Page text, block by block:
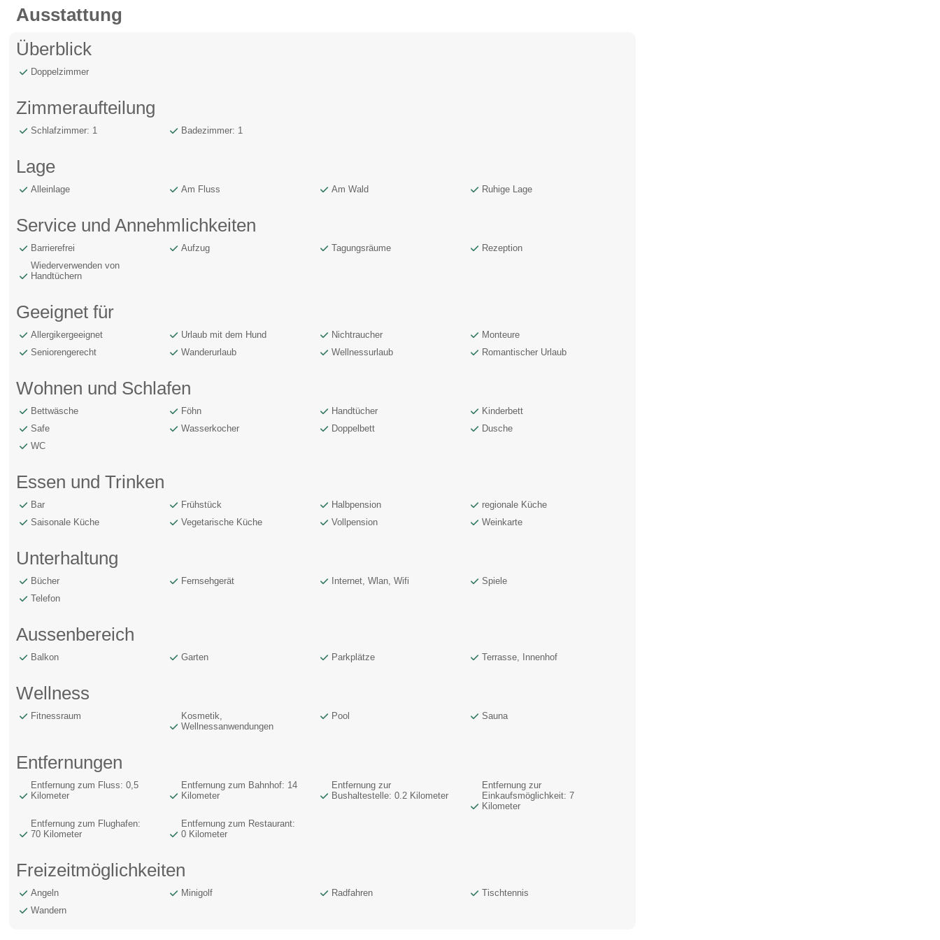
Ausstattung
Überblick
Doppelzimmer
Zimmeraufteilung
Schlafzimmer: 1 Badezimmer: 1
Lage
Alleinlage Am Fluss Am Wald Ruhige Lage
Service und Annehmlichkeiten
Barrierefrei Aufzug Tagungsräume
Rezeption
Wiederverwenden von
Handtüchern
Geeignet für
Allergikergeeignet Urlaub mit dem Hund Nichtraucher
Monteure
Seniorengerecht
Wanderurlaub Wellnessurlaub Romantischer Urlaub
Wohnen und Schlafen
Bettwäsche Föhn Handtücher
Kinderbett
Safe
Wasserkocher Doppelbett
Dusche
WC
Essen und Trinken
Bar Frühstück Halbpension
regionale Küche
Saisonale Küche
Vegetarische Küche Vollpension Weinkarte
Unterhaltung
Bücher Fernsehgerät Internet, Wlan, Wifi
Spiele
Telefon
Aussenbereich
Balkon Garten Parkplätze Terrasse, Innenhof
Wellness
Fitnessraum
Kosmetik,
Wellnessanwendungen
Pool Sauna
Entfernungen
Entfernung zum Fluss: 0,5
Kilometer
Entfernung zum Bahnhof: 14
Kilometer
Entfernung zur
Bushaltestelle: 0.2 Kilometer
Entfernung zur
Einkaufsmöglichkeit: 7
Kilometer
Entfernung zum Flughafen:
70 Kilometer
Entfernung zum Restaurant:
0 Kilometer
Freizeitmöglichkeiten
Angeln Minigolf Radfahren
Tischtennis
Wandern